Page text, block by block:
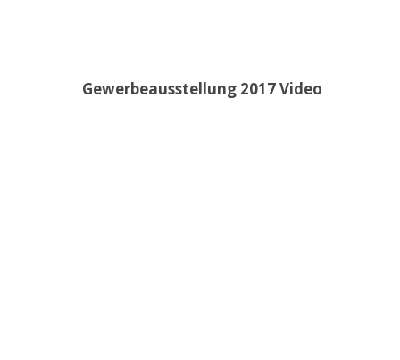
Gewerbeausstellung 2017 Video